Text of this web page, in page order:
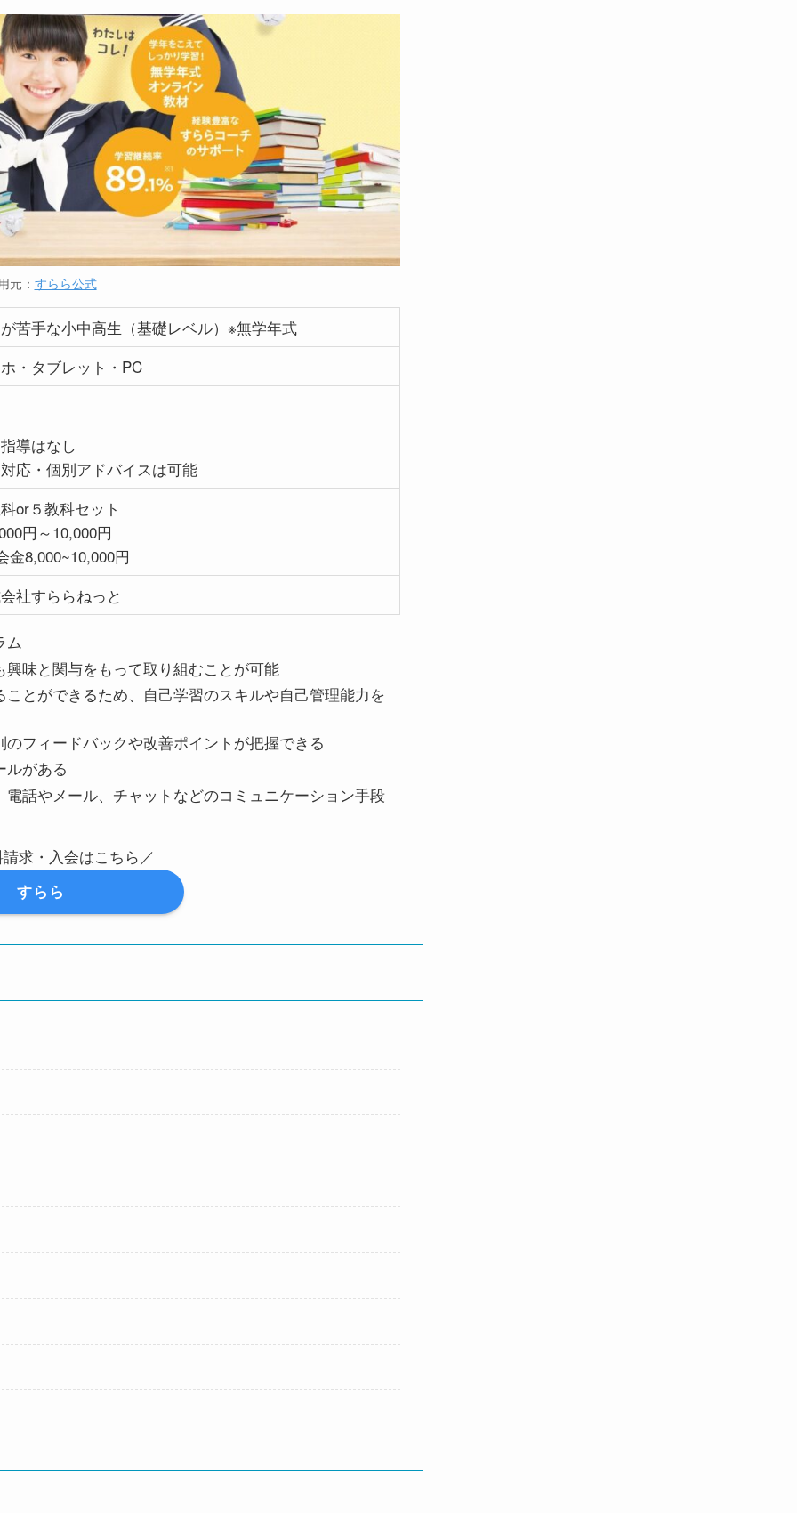
元： すらら公式
苦手な小中高生（基礎レベル）※無学年式
・タブレット・PC
導はなし
応・個別アドバイスは可能
or５教科セット
円～10,000円
金8,000~10,000円
社すららねっと
ム
味と関与をもって取り組むことが可能
とができるため、自己学習のスキルや自己管理能力を
フィードバックや改善ポイントが把握できる
ルがある
話やメール、チャットなどのコミュニケーション手段
求・入会はこちら／
すらら